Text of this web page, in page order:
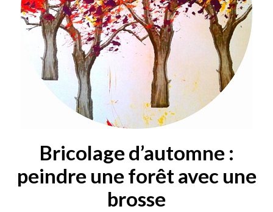
Bricolage d’automne :
peindre une forêt avec une
brosse